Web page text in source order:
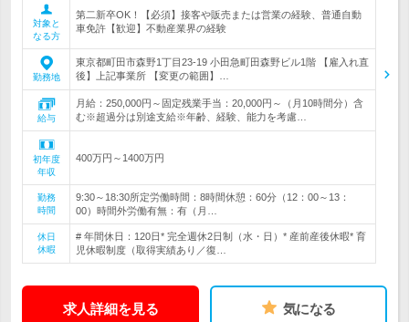
対象と
なる方
第二新卒OK！【必須】接客や販売または営業の経験、普通自動
車免許【歓迎】不動産業界の経験
勤務地
東京都町田市森野1丁目23-19 小田急町田森野ビル1階 【雇入れ直
後】上記事業所 【変更の範囲】…
給与
月給：250,000円～固定残業手当：20,000円～（月10時間分）含
む※超過分は別途支給※年齢、経験、能力を考慮…
初年度
年収
400万円～1400万円
勤務
時間
9:30～18:30所定労働時間：8時間休憩：60分（12：00～13：
00）時間外労働有無：有（月…
休日
休暇
# 年間休日：120日* 完全週休2日制（水・日）* 産前産後休暇* 育
児休暇制度（取得実績あり／復…
求人詳細を見る 気になる